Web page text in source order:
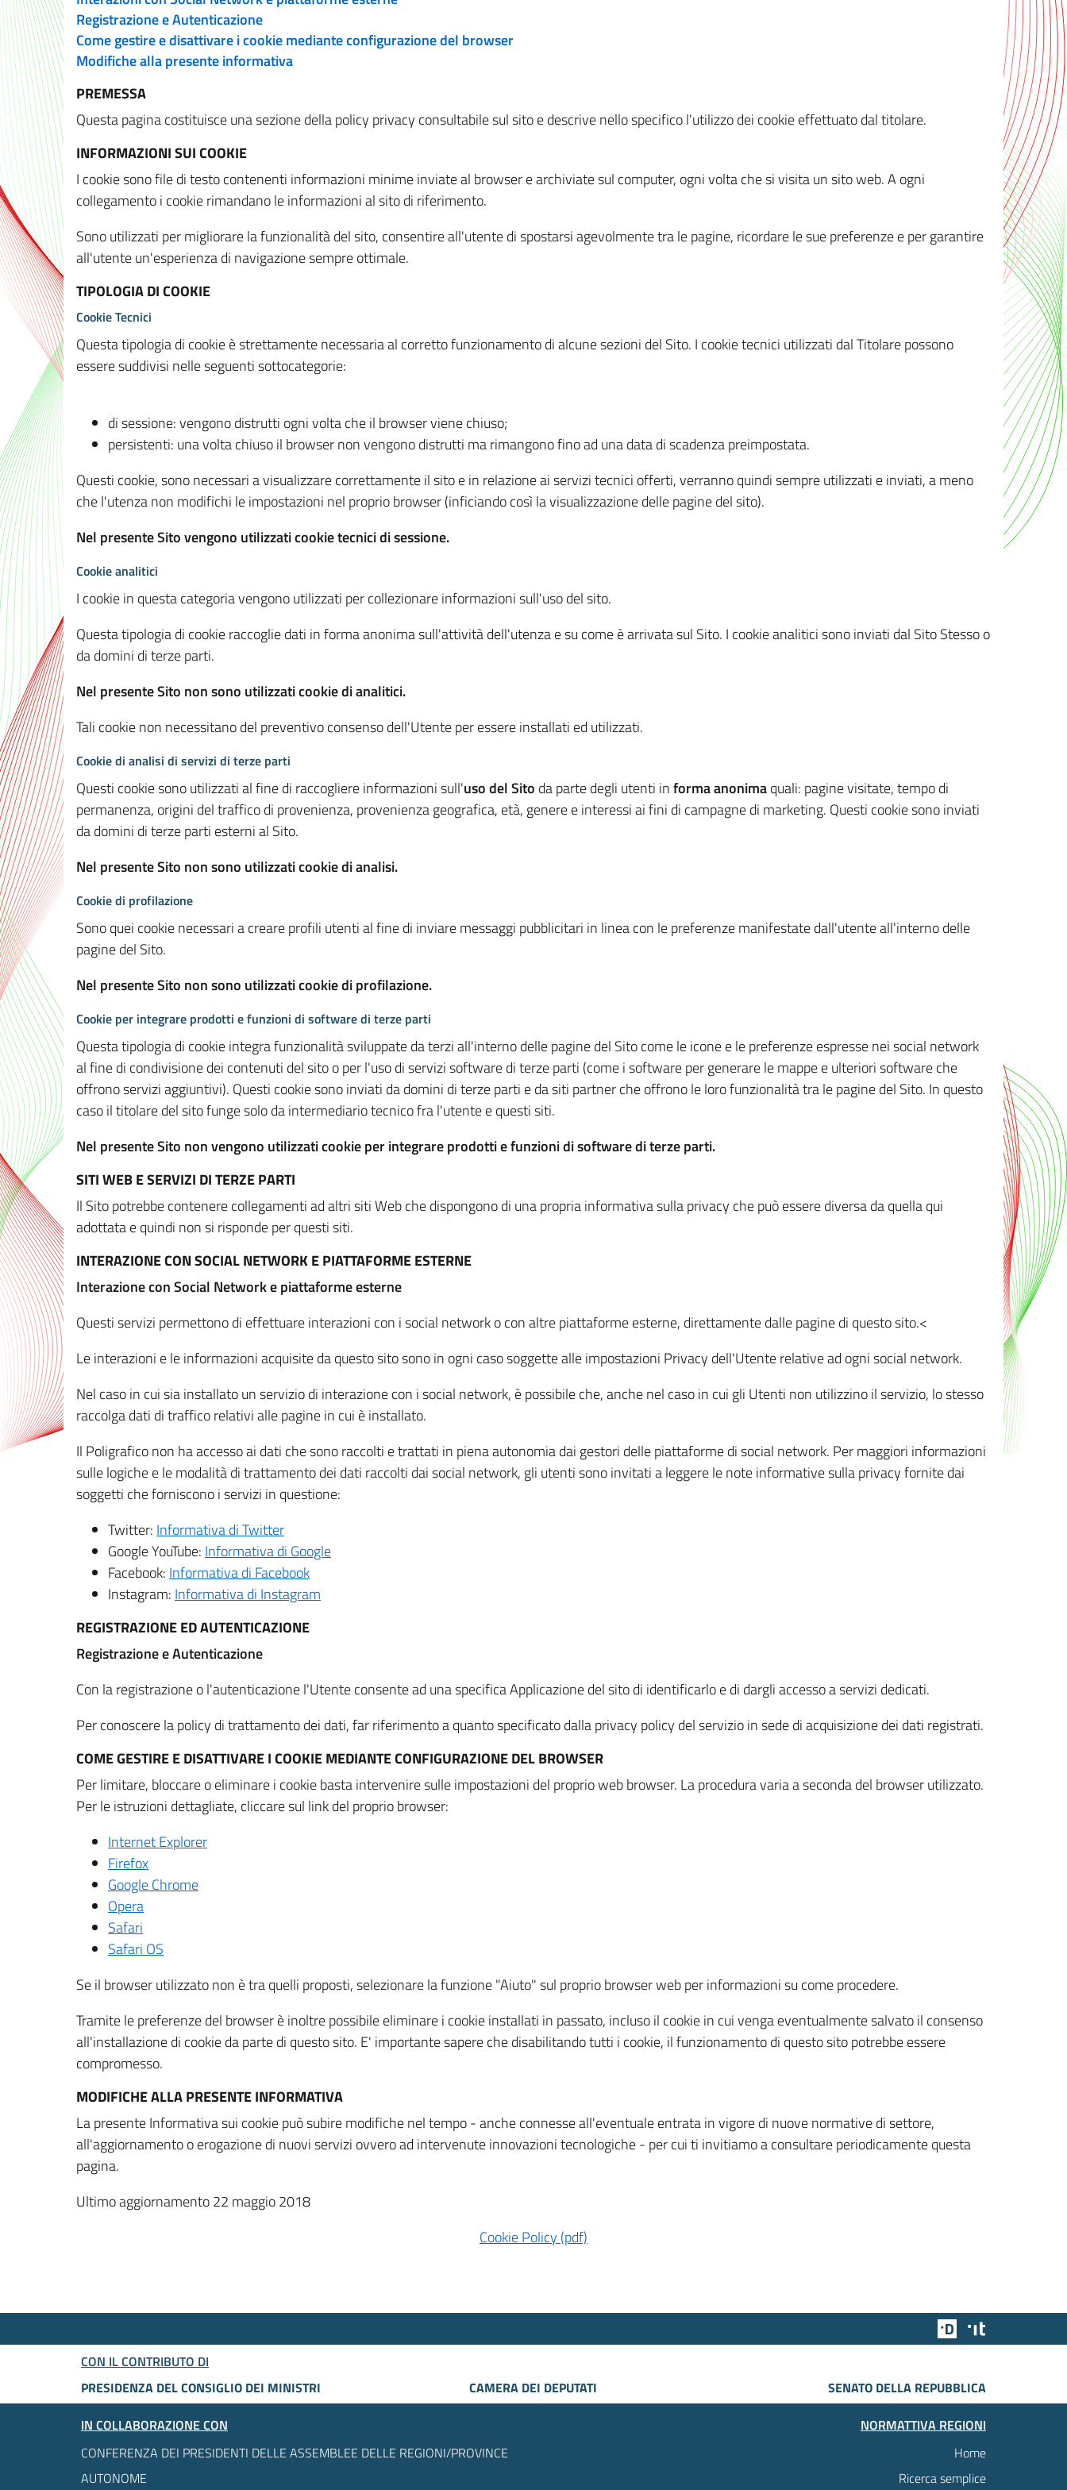
Registrazione e Autenticazione
Come gestire e disattivare i cookie mediante configurazione del browser
Modifiche alla presente informativa
PREMESSA
Questa pagina costituisce una sezione della policy privacy consultabile sul sito e descrive nello specifico l'utilizzo dei cookie effettuato dal titolare.
INFORMAZIONI SUI COOKIE
I cookie sono file di testo contenenti informazioni minime inviate al browser e archiviate sul computer, ogni volta che si visita un sito web. A ogni
collegamento i cookie rimandano le informazioni al sito di riferimento.
Sono utilizzati per migliorare la funzionalità del sito, consentire all'utente di spostarsi agevolmente tra le pagine, ricordare le sue preferenze e per garantire
all'utente un'esperienza di navigazione sempre ottimale.
TIPOLOGIA DI COOKIE
Cookie Tecnici
Questa tipologia di cookie è strettamente necessaria al corretto funzionamento di alcune sezioni del Sito. I cookie tecnici utilizzati dal Titolare possono
essere suddivisi nelle seguenti sottocategorie:
di sessione: vengono distrutti ogni volta che il browser viene chiuso;
persistenti: una volta chiuso il browser non vengono distrutti ma rimangono fino ad una data di scadenza preimpostata.
Questi cookie, sono necessari a visualizzare correttamente il sito e in relazione ai servizi tecnici offerti, verranno quindi sempre utilizzati e inviati, a meno
che l'utenza non modifichi le impostazioni nel proprio browser (inficiando così la visualizzazione delle pagine del sito).
Nel presente Sito vengono utilizzati cookie tecnici di sessione.
Cookie analitici
I cookie in questa categoria vengono utilizzati per collezionare informazioni sull'uso del sito.
Questa tipologia di cookie raccoglie dati in forma anonima sull'attività dell'utenza e su come è arrivata sul Sito. I cookie analitici sono inviati dal Sito Stesso o
da domini di terze parti.
Nel presente Sito non sono utilizzati cookie di analitici.
Tali cookie non necessitano del preventivo consenso dell'Utente per essere installati ed utilizzati.
Cookie di analisi di servizi di terze parti
Questi cookie sono utilizzati al fine di raccogliere informazioni sull'uso del Sito da parte degli utenti informa anonimaquali: pagine visitate, tempo di
permanenza, origini del traffico di provenienza, provenienza geografica, età, genere e interessi ai fini di campagne di marketing. Questi cookie sono inviati
da domini di terze parti esterni al Sito.
Nel presente Sito non sono utilizzati cookie di analisi.
Cookie di profilazione
Sono quei cookie necessari a creare profili utenti al fine di inviare messaggi pubblicitari in linea con le preferenze manifestate dall'utente all'interno delle
pagine del Sito.
Nel presente Sito non sono utilizzati cookie di profilazione.
Cookie per integrare prodotti e funzioni di software di terze parti
Questa tipologia di cookie integra funzionalità sviluppate da terzi all'interno delle pagine del Sito come le icone e le preferenze espresse nei social network
al fine di condivisione dei contenuti del sito o per l'uso di servizi software di terze parti (come i software per generare le mappe e ulteriori software che
offrono servizi aggiuntivi). Questi cookie sono inviati da domini di terze parti e da siti partner che offrono le loro funzionalità tra le pagine del Sito. In questo
caso il titolare del sito funge solo da intermediario tecnico fra l'utente e questi siti.
Nel presente Sito non vengono utilizzati cookie per integrare prodotti e funzioni di software di terze parti.
SITI WEB E SERVIZI DI TERZE PARTI
Il Sito potrebbe contenere collegamenti ad altri siti Web che dispongono di una propria informativa sulla privacy che può essere diversa da quella qui
adottata e quindi non si risponde per questi siti.
INTERAZIONE CON SOCIAL NETWORK E PIATTAFORME ESTERNE
Interazione con Social Network e piattaforme esterne
Questi servizi permettono di effettuare interazioni con i social network o con altre piattaforme esterne, direttamente dalle pagine di questo sito.<
Le interazioni e le informazioni acquisite da questo sito sono in ogni caso soggette alle impostazioni Privacy dell'Utente relative ad ogni social network.
Nel caso in cui sia installato un servizio di interazione con i social network, è possibile che, anche nel caso in cui gli Utenti non utilizzino il servizio, lo stesso
raccolga dati di traffico relativi alle pagine in cui è installato.
Il Poligrafico non ha accesso ai dati che sono raccolti e trattati in piena autonomia dai gestori delle piattaforme di social network. Per maggiori informazioni
sulle logiche e le modalità di trattamento dei dati raccolti dai social network, gli utenti sono invitati a leggere le note informative sulla privacy fornite dai
soggetti che forniscono i servizi in questione:
Twitter: Informativa di Twitter
Google YouTube: Informativa di Google
Facebook: Informativa di Facebook
Instagram: Informativa di Instagram
REGISTRAZIONE ED AUTENTICAZIONE
Registrazione e Autenticazione
Con la registrazione o l'autenticazione l'Utente consente ad una specifica Applicazione del sito di identificarlo e di dargli accesso a servizi dedicati.
Per conoscere la policy di trattamento dei dati, far riferimento a quanto specificato dalla privacy policy del servizio in sede di acquisizione dei dati registrati.
COME GESTIRE E DISATTIVARE I COOKIE MEDIANTE CONFIGURAZIONE DEL BROWSER
Per limitare, bloccare o eliminare i cookie basta intervenire sulle impostazioni del proprio web browser. La procedura varia a seconda del browser utilizzato.
Per le istruzioni dettagliate, cliccare sul link del proprio browser:
Internet Explorer
Firefox
Google Chrome
Opera
Safari
Safari OS
Se il browser utilizzato non è tra quelli proposti, selezionare la funzione "Aiuto" sul proprio browser web per informazioni su come procedere.
Tramite le preferenze del browser è inoltre possibile eliminare i cookie installati in passato, incluso il cookie in cui venga eventualmente salvato il consenso
all'installazione di cookie da parte di questo sito. E' importante sapere che disabilitando tutti i cookie, il funzionamento di questo sito potrebbe essere
compromesso.
MODIFICHE ALLA PRESENTE INFORMATIVA
La presente Informativa sui cookie può subire modifiche nel tempo - anche connesse all'eventuale entrata in vigore di nuove normative di settore,
all'aggiornamento o erogazione di nuovi servizi ovvero ad intervenute innovazioni tecnologiche - per cui ti invitiamo a consultare periodicamente questa
pagina.
Ultimo aggiornamento 22 maggio 2018
Cookie Policy (pdf)
Team Digitale
CON IL CONTRIBUTO DI
PRESIDENZA DEL CONSIGLIO DEI MINISTRI
CAMERA DEI DEPUTATI
SENATO DELLA REPUBBLICA
IN COLLABORAZIONE CON
CONFERENZA DEI PRESIDENTI DELLE ASSEMBLEE DELLE REGIONI/PROVINCE
AUTONOME
NORMATTIVA REGIONI
Home
Ricerca semplice